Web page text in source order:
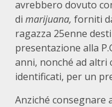
avrebbero dovuto
di marijuana, forniti
ragazza 25enne
presentazione alla
anni, nonché ad altri
identificati, per un
Anziché consegnare